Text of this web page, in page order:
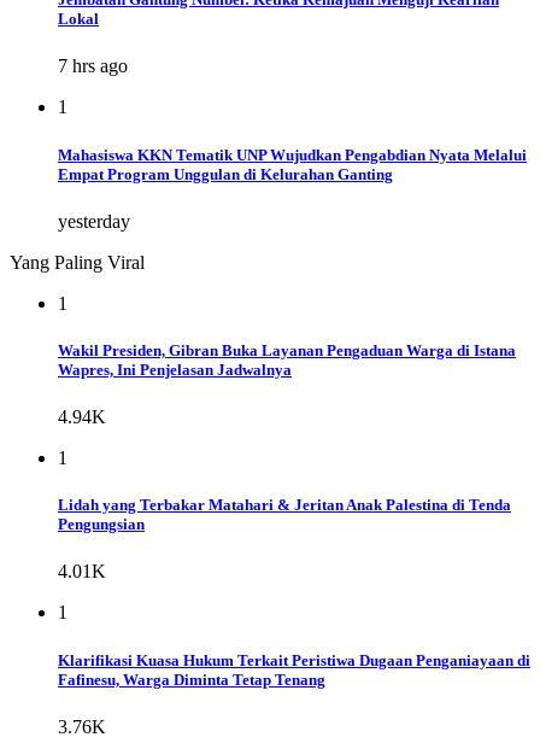
Lokal
7 hrs ago
1
Mahasiswa KKN Tematik UNP Wujudkan Pengabdian Nyata Melalui
Empat Program Unggulan di Kelurahan Ganting
yesterday
Yang Paling Viral
1
Wakil Presiden, Gibran Buka Layanan Pengaduan Warga di Istana
Wapres, Ini Penjelasan Jadwalnya
4.94K
1
Lidah yang Terbakar Matahari & Jeritan Anak Palestina di Tenda
Pengungsian
4.01K
1
Klarifikasi Kuasa Hukum Terkait Peristiwa Dugaan Penganiayaan di
Fafinesu, Warga Diminta Tetap Tenang
3.76K